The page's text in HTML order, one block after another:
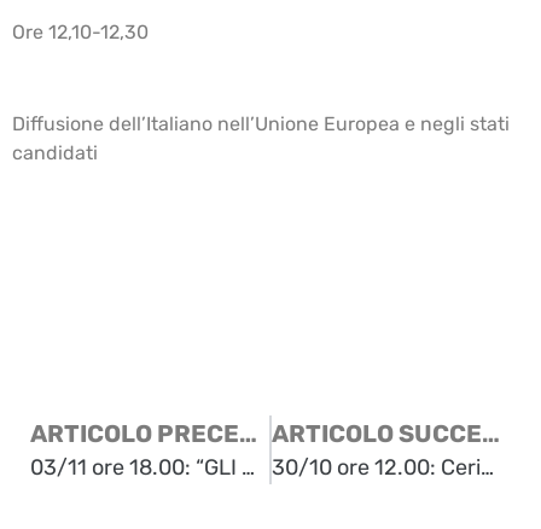
Ore 12,10-12,30
Diffusione dell’Italiano nell’Unione Europea e negli stati
candidati
ARTICOLO PRECEDENTE
03/11 ore 18.00: “GLI ULTIMI MARTIRI DEL RISORGIMENTO – GLI INCIDENTI PER TRIESTE ITALIANA SESSANTACINQUE ANNI DOPO”
ARTICOLO SUCCESSIVO
30/10 ore 12.00: Cerimonia in ricordo di tutti i Caduti per l’Italianità di Trieste